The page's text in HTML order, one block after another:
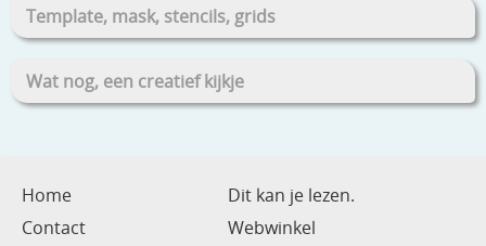
Template, mask, stencils, grids
Wat nog, een creatief kijkje
Home
Dit kan je lezen.
Contact
Webwinkel